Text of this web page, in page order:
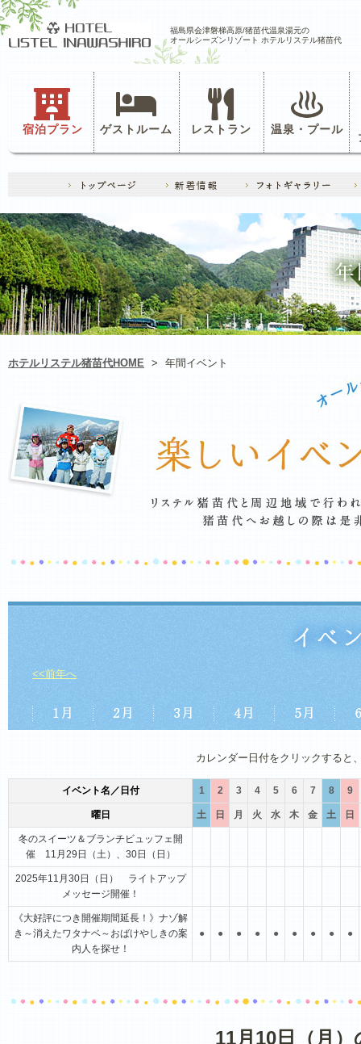
福島県会津磐梯高原/猪苗代温泉湯元の
オールシーズンリゾート ホテルリステル猪苗代
宿泊プラン ゲストルーム レストラン 温泉・プール
ホテルリステル猪苗代HOME > 年間イベント
<<前年へ
カレンダー日付をクリックすると
イベント名／日付 1 2 3 4 5 6 7 8 9
曜日 土 日 月 火 水 木 金 土 日
冬のスイーツ＆ブランチビュッフェ開
催 11月29日（土）、30日（日）
2025年11月30日（日） ライトアップ
メッセージ開催！
《大好評につき開催期間延長！》ナゾ解
き～消えたワタナベ～おばけやしきの案
内人を探せ！
● ● ● ● ● ● ● ● ●
11月10日（月